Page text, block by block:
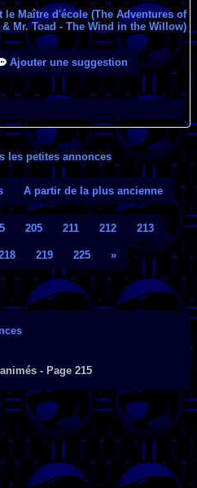
le Maître d'école (The Adventures of
Mr. Toad - The Wind in the Willow)
Ajouter une suggestion
les petites annonces
A partir de la plus ancienne
205 211 212 213
219 225 »
- Page 215